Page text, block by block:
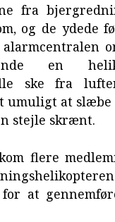
fra
og de ydede
en
ske fra
umuligt at
stejle skrænt.
flere
at